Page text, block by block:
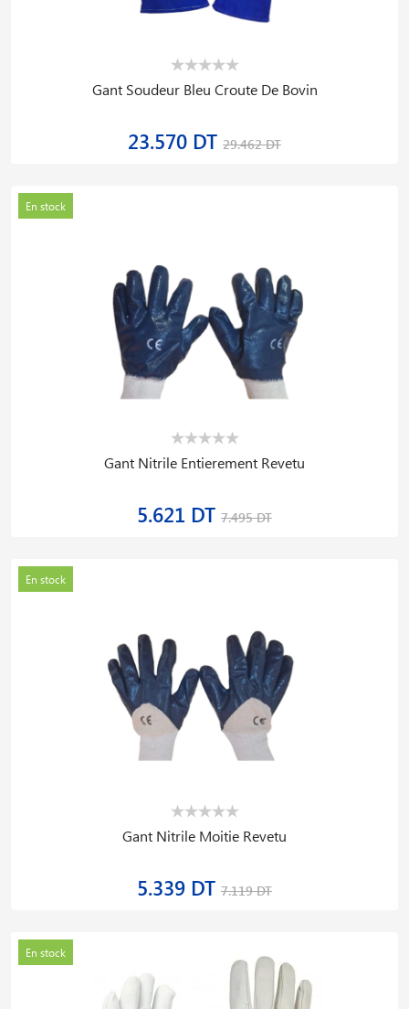
Gant Soudeur Bleu Croute De Bovin
23.570 DT 29.462 DT
En stock
Gant Nitrile Entierement Revetu
5.621 DT 7.495 DT
En stock
Gant Nitrile Moitie Revetu
5.339 DT 7.119 DT
En stock